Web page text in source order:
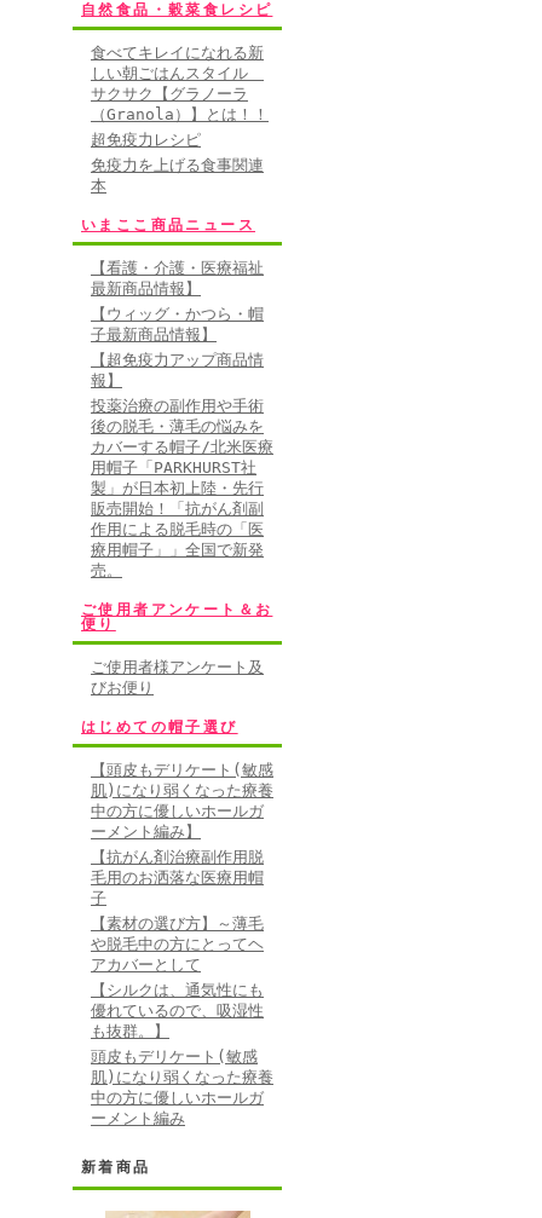
自然食品・穀菜食レシピ
食べてキレイになれる新
しい朝ごはんスタイル
サクサク【グラノーラ
（Granola）】とは！！
超免疫力レシピ
免疫力を上げる食事関連
本
いまここ商品ニュース
【看護・介護・医療福祉
最新商品情報】
【ウィッグ・かつら・帽
子最新商品情報】
【超免疫力アップ商品情
報】
投薬治療の副作用や手術
後の脱毛・薄毛の悩みを
カバーする帽子/北米医療
用帽子「PARKHURST社
製」が日本初上陸・先行
販売開始！「抗がん剤副
作用による脱毛時の「医
療用帽子」」全国で新発
売。
ご使用者アンケート＆お
便り
ご使用者様アンケート及
びお便り
はじめての帽子選び
【頭皮もデリケート(敏感
肌)になり弱くなった療養
中の方に優しいホールガ
ーメント編み】
【抗がん剤治療副作用脱
毛用のお洒落な医療用帽
子
【素材の選び方】～薄毛
や脱毛中の方にとってヘ
アカバーとして
【シルクは、通気性にも
優れているので、吸湿性
も抜群。】
頭皮もデリケート(敏感
肌)になり弱くなった療養
中の方に優しいホールガ
ーメント編み
新着商品